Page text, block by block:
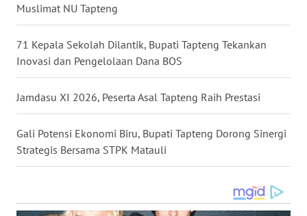
Muslimat NU Tapteng
71 Kepala Sekolah Dilantik, Bupati Tapteng Tekankan
Inovasi dan Pengelolaan Dana BOS
Jamdasu XI 2026, Peserta Asal Tapteng Raih Prestasi
Gali Potensi Ekonomi Biru, Bupati Tapteng Dorong Sinergi
Strategis Bersama STPK Matauli
WN
WN
WN
WN